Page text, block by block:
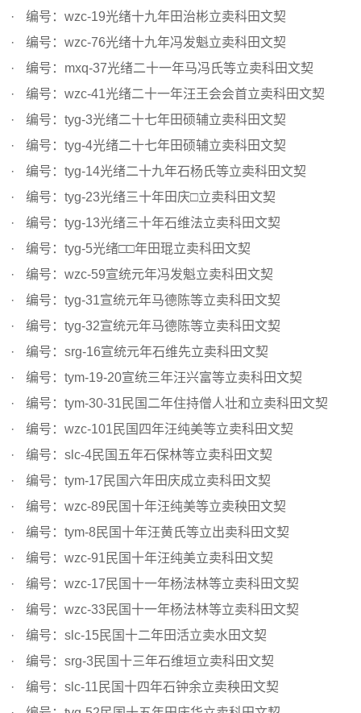
编号：wzc-19光绪十九年田治彬立卖科田文契
编号：wzc-76光绪十九年冯发魁立卖科田文契
编号：mxq-37光绪二十一年马冯氏等立卖科田文契
编号：wzc-41光绪二十一年汪王会会首立卖科田文契
编号：tyg-3光绪二十七年田硕辅立卖科田文契
编号：tyg-4光绪二十七年田硕辅立卖科田文契
编号：tyg-14光绪二十九年石杨氏等立卖科田文契
编号：tyg-23光绪三十年田庆□立卖科田文契
编号：tyg-13光绪三十年石维法立卖科田文契
编号：tyg-5光绪□□年田琨立卖科田文契
编号：wzc-59宣统元年冯发魁立卖科田文契
编号：tyg-31宣统元年马德陈等立卖科田文契
编号：tyg-32宣统元年马德陈等立卖科田文契
编号：srg-16宣统元年石维先立卖科田文契
编号：tym-19-20宣统三年汪兴富等立卖科田文契
编号：tym-30-31民国二年住持僧人壮和立卖科田文契
编号：wzc-101民国四年汪纯美等立卖科田文契
编号：slc-4民国五年石保林等立卖科田文契
编号：tym-17民国六年田庆成立卖科田文契
编号：wzc-89民国十年汪纯美等立卖秧田文契
编号：tym-8民国十年汪黄氏等立出卖科田文契
编号：wzc-91民国十年汪纯美立卖科田文契
编号：wzc-17民国十一年杨法林等立卖科田文契
编号：wzc-33民国十一年杨法林等立卖科田文契
编号：slc-15民国十二年田活立卖水田文契
编号：srg-3民国十三年石维垣立卖科田文契
编号：slc-11民国十四年石钟余立卖秧田文契